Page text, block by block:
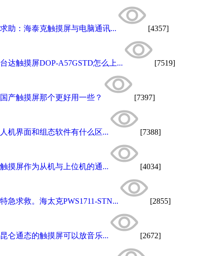
求助：海泰克触摸屏与电脑通讯... [4357]
台达触摸屏DOP-A57GSTD怎么上... [7519]
国产触摸屏那个更好用一些？ [7397]
人机界面和组态软件有什么区... [7388]
触摸屏作为从机与上位机的通... [4034]
特急求救。海太克PWS1711-STN... [2855]
昆仑通态的触摸屏可以放音乐... [2672]